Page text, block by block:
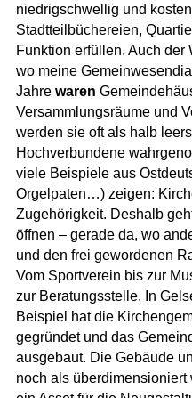
niedrigschwellig und
Stadtteilbüchereien,
Funktion erfüllen. Auch der
wo meine
Jahre waren
Versammlungsräume und
werden sie oft als halb
Hochverbundene
viele Beispiele aus
Orgelpaten…) zeigen:
Zugehörigkeit. Deshalb
öffnen – gerade da, wo
und den frei gewordenen
Vom Sportverein bis zur
zur Beratungsstelle. In
Beispiel hat die
gegründet und das
ausgebaut. Die Gebäude
noch als